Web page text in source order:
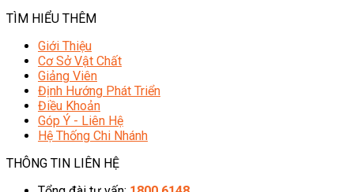
TÌM HIỂU THÊM
Giới Thiệu
Cơ Sở Vật Chất
Giảng Viên
Định Hướng Phát Triển
Điều Khoản
Góp Ý - Liên Hệ
Hệ Thống Chi Nhánh
THÔNG TIN LIÊN HỆ